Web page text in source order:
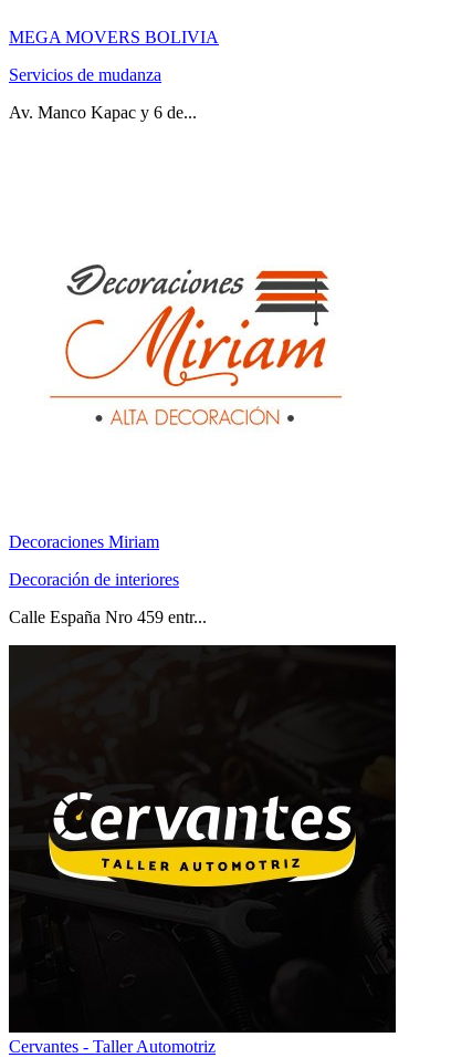
MEGA MOVERS BOLIVIA
Servicios de mudanza
Av. Manco Kapac y 6 de...
Decoraciones Miriam
Decoración de interiores
Calle España Nro 459 entr...
Cervantes - Taller Automotriz